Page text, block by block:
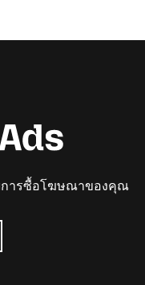
การซื้อโฆษณาของคุณ